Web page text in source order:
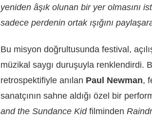
yeniden âşık olunan bir yer olmasını
sadece perdenin ortak ışığını
Bu misyon doğrultusunda festival,
müzikal saygı duruşuyla renklendirdi.
retrospektifiyle anılan Paul Newman,
sanatçının sahne aldığı özel bir
and the Sundance Kidfilminden